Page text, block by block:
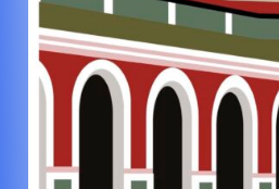
présents